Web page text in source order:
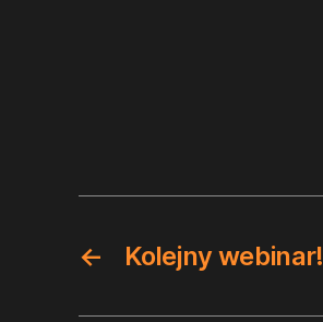
← Kolejny webinar!